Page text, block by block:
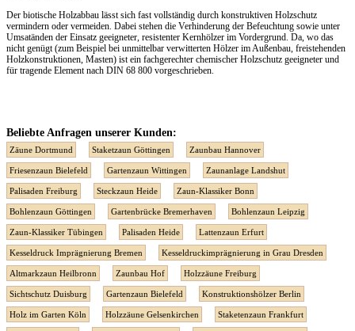
Der biotische Holzabbau lässt sich fast vollständig durch konstruktiven Holzschutz
vermindern oder vermeiden. Dabei stehen die Verhinderung der Befeuchtung sowie unter
Umsatänden der Einsatz geeigneter, resistenter Kernhölzer im Vordergrund. Da, wo das
nicht genügt (zum Beispiel bei unmittelbar verwitterten Hölzer im Außenbau, freistehenden
Holzkonstruktionen, Masten) ist ein fachgerechter chemischer Holzschutz geeigneter und
für tragende Element nach DIN 68 800 vorgeschrieben.
Beliebte Anfragen unserer Kunden:
Zäune Dortmund Staketzaun Göttingen Zaunbau Hannover
Friesenzaun Bielefeld Gartenzaun Wittingen Zaunanlage Landshut
Palisaden Freiburg Steckzaun Heide Zaun-Klassiker Bonn
Bohlenzaun Göttingen Gartenbrücke Bremerhaven Bohlenzaun Leipzig
Zaun-Klassiker Tübingen Palisaden Heide Lattenzaun Erfurt
Kesseldruck Imprägnierung Bremen Kesseldruckimprägnierung in Grau Dresden
Altmarkzaun Heilbronn Zaunbau Hof Holzzäune Freiburg
Sichtschutz Duisburg Gartenzaun Bielefeld Konstruktionshölzer Berlin
Holz im Garten Köln Holzzäune Gelsenkirchen Staketenzaun Frankfurt